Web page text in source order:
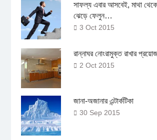
সাফল্য এবার আসবেই, মাথা
ঝেড়ে ফেলুন…
3 Oct 2015
রান্নাঘর নোংরামুক্ত রাখার
2 Oct 2015
জানা-অজানার এন্টার্কটিকা
30 Sep 2015